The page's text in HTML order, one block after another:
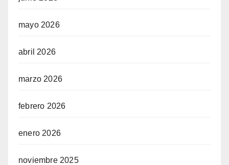
mayo 2026
abril 2026
marzo 2026
febrero 2026
enero 2026
noviembre 2025